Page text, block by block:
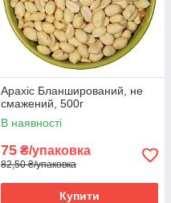
Арахіс Бланширований, не
смажений, 500г
В наявності
75 ₴/упаковка
82,50 ₴/упаковка
Купити